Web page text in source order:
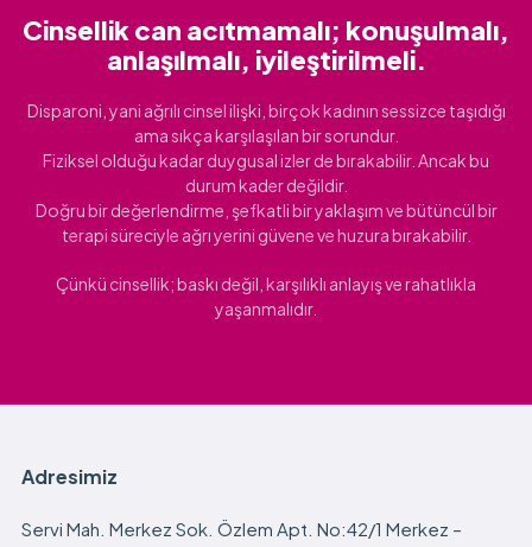
Cinsellik can acıtmamalı; konuşulmalı,
anlaşılmalı, iyileştirilmeli.
Disparoni, yani ağrılı cinsel ilişki, birçok kadının sessizce taşıdığı
ama sıkça karşılaşılan bir sorundur.
Fiziksel olduğu kadar duygusal izler de bırakabilir. Ancak bu
durum kader değildir.
Doğru bir değerlendirme, şefkatli bir yaklaşım ve bütüncül bir
terapi süreciyle ağrı yerini güvene ve huzura bırakabilir.
Çünkü cinsellik; baskı değil, karşılıklı anlayış ve rahatlıkla
yaşanmalıdır.
Adresimiz
Servi Mah. Merkez Sok. Özlem Apt. No:42/1 Merkez –